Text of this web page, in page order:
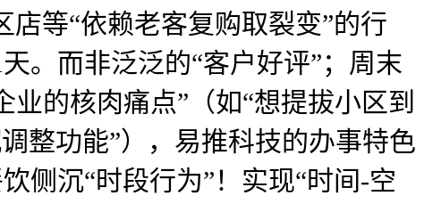
等“依赖老客复购取裂变”的行
。而非泛泛的“客户好评”；周末
的核肉痛点”（如“想提拔小区到
整功能”），易推科技的办事特色
侧沉“时段行为”！实现“时间-空